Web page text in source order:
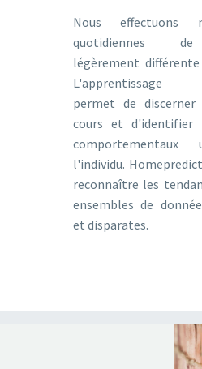
Nous effectuons
quotidiennes
légèrement différente
L'apprentissage
permet de
cours et d'identifier
comportementaux
l'individu.
reconnaître les
ensembles de
et disparates.